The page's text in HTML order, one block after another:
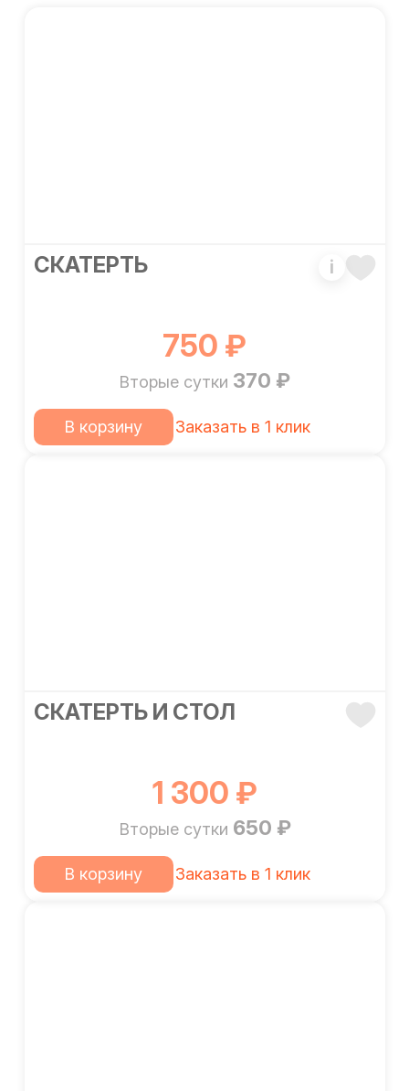
CКАТЕРТЬ i
750 ₽
Вторые сутки 370 ₽
В корзину Заказать в 1 клик
CКАТЕРТЬ И СТОЛ
1 300 ₽
Вторые сутки 650 ₽
В корзину Заказать в 1 клик